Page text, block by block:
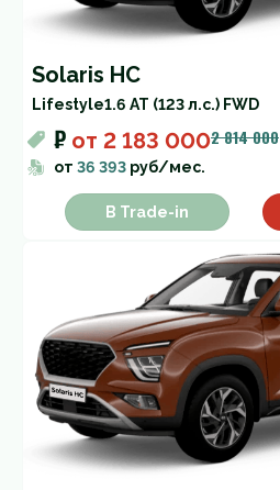
Solaris HC
Lifestyle1.6 AT (123 л.с.) FWD
₽ от 2 183 0002 814 000
от 36 393 руб/мес.
В Trade-in